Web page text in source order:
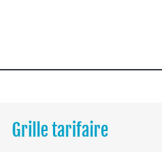
Grille tarifaire